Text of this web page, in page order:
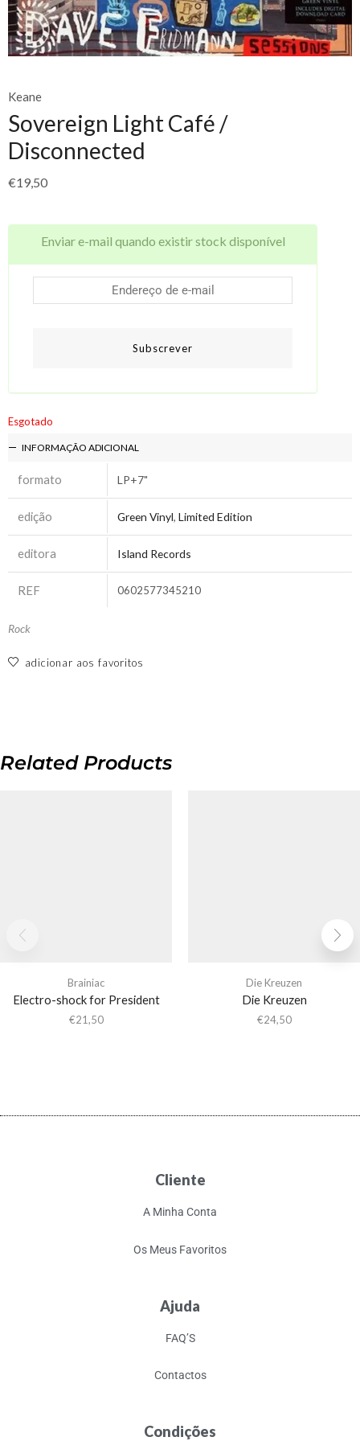
Keane
Sovereign Light Café /
Disconnected
€19,50
Enviar e-mail quando existir stock disponível
Subscrever
Esgotado
INFORMAÇÃO ADICIONAL
formato LP+7"
edição Green Vinyl, Limited Edition
editora Island Records
REF 0602577345210
Rock
adicionar aos favoritos
Related Products
Brainiac
Electro-shock for President
€21,50
Die Kreuzen
Die Kreuzen
€24,50
Cliente
A Minha Conta
Os Meus Favoritos
Ajuda
FAQ’S
Contactos
Condições